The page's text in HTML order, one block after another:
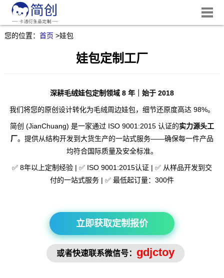
您的位置： 首页 >娃包
娃包定制工厂
深耕毛绒娃包定制领域 8 年｜始于 2018
我们将您的原创设计转化为毛绒周边娃包，细节还原度高达 98%。
简创 (JianChuang) 是一家通过 ISO 9001:2015 认证的实力源头工
厂。提供从结构开发到大货生产的一站式服务——确保每一件产品
均符合国际质量及安全标准。
✅ 8年以上定制经验 | ✅ ISO 9001:2015认证 | ✅ 从样品开发到交
付的一站式服务 | ✅ 最低起订量：300件
立即获取定制报价
或者快速联系微信号： gdjctoy